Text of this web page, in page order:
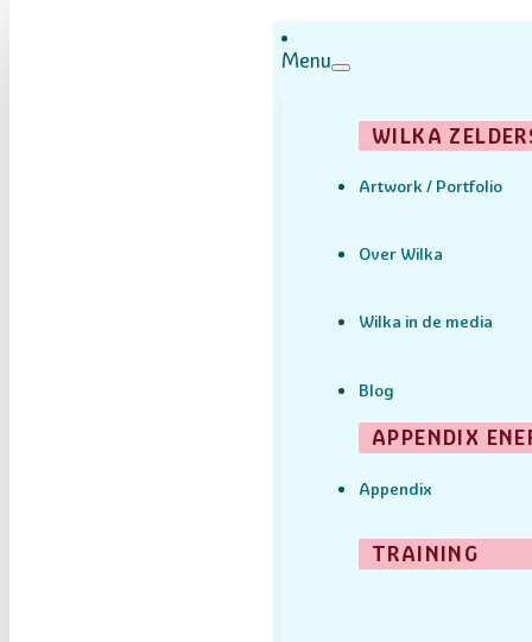
Menu
WILKA
Artwork / Portfolio
Over Wilka
Wilka in de media
Blog
APPENDIX
Appendix
TRAINING